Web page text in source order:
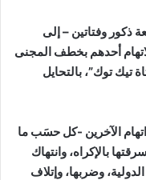
6 متهمين – أربعة ذكور وفتاتين – إلى
أحدهم بخطف المجنى
تيك توك”، بالتحايل
الآخرين -كل حسَب ما
بالإكراه، وانتهاك
وضربها، وإتلاف